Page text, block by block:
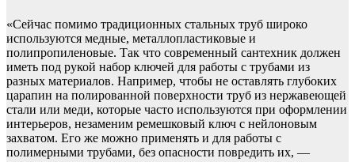
«Сейчас помимо традиционных стальных труб широко
используются медные, металлопластиковые и
полипропиленовые. Так что современный сантехник должен
иметь под рукой набор ключей для работы с трубами из
разных материалов. Например, чтобы не оставлять глубоких
царапин на полированной поверхности труб из нержавеющей
стали или меди, которые часто используются при оформлении
интерьеров, незаменим ремешковый ключ с нейлоновым
захватом. Его же можно применять и для работы с
полимерными трубами, без опасности повредить их, —